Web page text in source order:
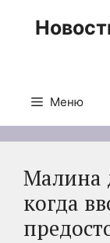
Меню
Малина
когда